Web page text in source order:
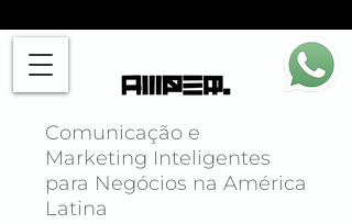
Comunicação e
Marketing Inteligentes
para Negócios na América
Latina